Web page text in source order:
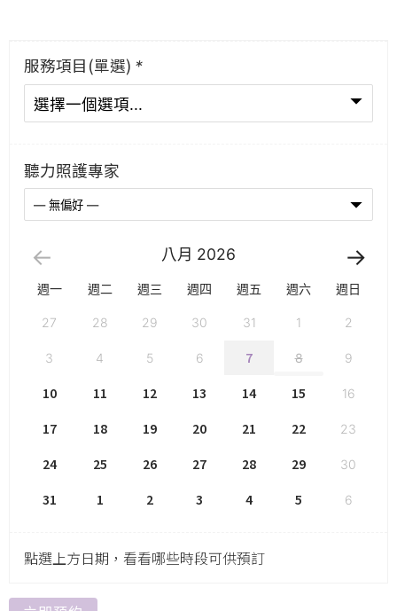
服務項目(單選) *
聽力照護專家
八月 2026
週一 週二 週三 週四 週五 週六 週日
27 28 29 30 31 1 2
3 4 5 6 7 8 9
10 11 12 13 14 15 16
17 18 19 20 21 22 23
24 25 26 27 28 29 30
31 1 2 3 4 5 6
點選上方日期，看看哪些時段可供預訂